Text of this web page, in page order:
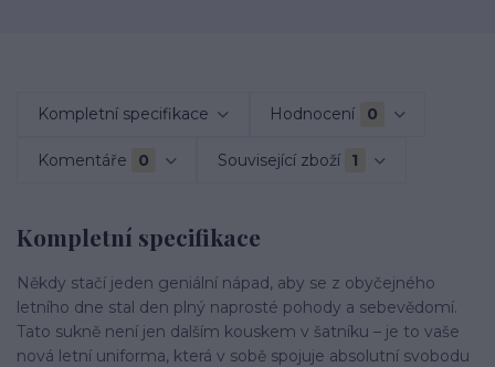
Kompletní specifikace Hodnocení 0
Komentáře 0 Související zboží 1
Kompletní specifikace
Někdy stačí jeden geniální nápad, aby se z obyčejného
letního dne stal den plný naprosté pohody a sebevědomí.
Tato sukně není jen dalším kouskem v šatníku – je to vaše
nová letní uniforma, která v sobě spojuje absolutní svobodu